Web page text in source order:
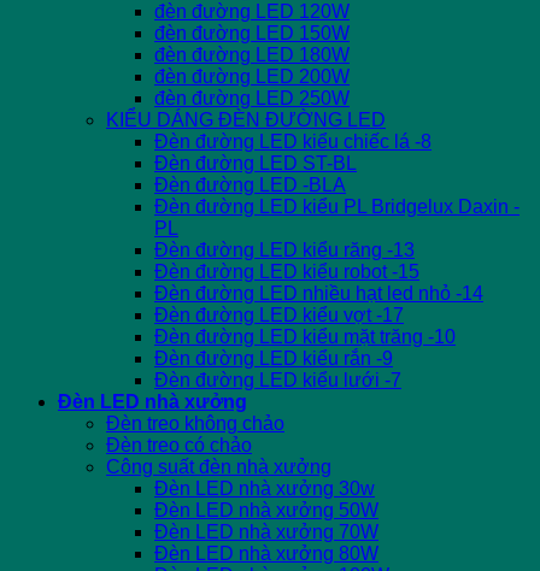
đèn đường LED 120W
đèn đường LED 150W
đèn đường LED 180W
đèn đường LED 200W
đèn đường LED 250W
KIỂU DÁNG ĐÈN ĐƯỜNG LED
Đèn đường LED kiểu chiếc lá -8
Đèn đường LED ST-BL
Đèn đường LED -BLA
Đèn đường LED kiểu PL Bridgelux Daxin -
PL
Đèn đường LED kiểu răng -13
Đèn đường LED kiểu robot -15
Đèn đường LED nhiều hạt led nhỏ -14
Đèn đường LED kiểu vợt -17
Đèn đường LED kiểu mặt trăng -10
Đèn đường LED kiểu rắn -9
Đèn đường LED kiểu lưới -7
Đèn LED nhà xưởng
Đèn treo không chảo
Đèn treo có chảo
Công suất đèn nhà xưởng
Đèn LED nhà xưởng 30w
Đèn LED nhà xưởng 50W
Đèn LED nhà xưởng 70W
Đèn LED nhà xưởng 80W